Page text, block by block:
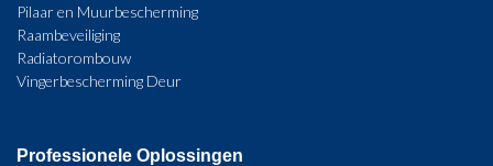
Pilaar en Muurbescherming
Raambeveiliging
Radiatorombouw
Vingerbescherming Deur
Professionele Oplossingen